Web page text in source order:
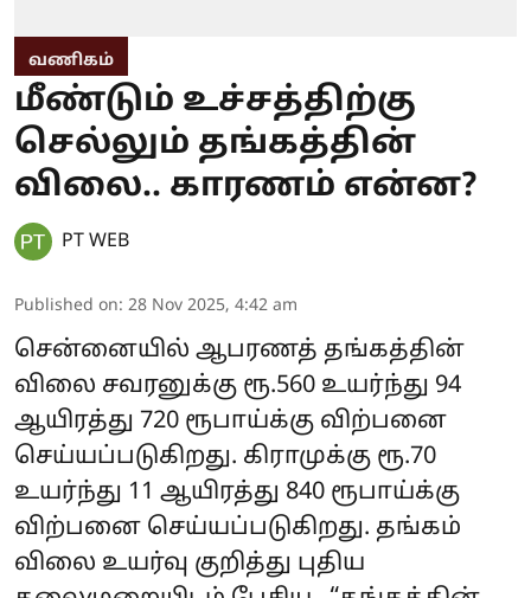
வணிகம்
மீண்டும் உச்சத்திற்கு
செல்லும் தங்கத்தின்
விலை.. காரணம் என்ன?
PT WEB
Published on: 28 Nov 2025, 4:42 am
சென்னையில் ஆபரணத் தங்கத்தின்
விலை சவரனுக்கு ரூ.560 உயர்ந்து 94
ஆயிரத்து 720 ரூபாய்க்கு விற்பனை
செய்யப்படுகிறது. கிராமுக்கு ரூ.70
உயர்ந்து 11 ஆயிரத்து 840 ரூபாய்க்கு
விற்பனை செய்யப்படுகிறது. தங்கம்
விலை உயர்வு குறித்து புதிய